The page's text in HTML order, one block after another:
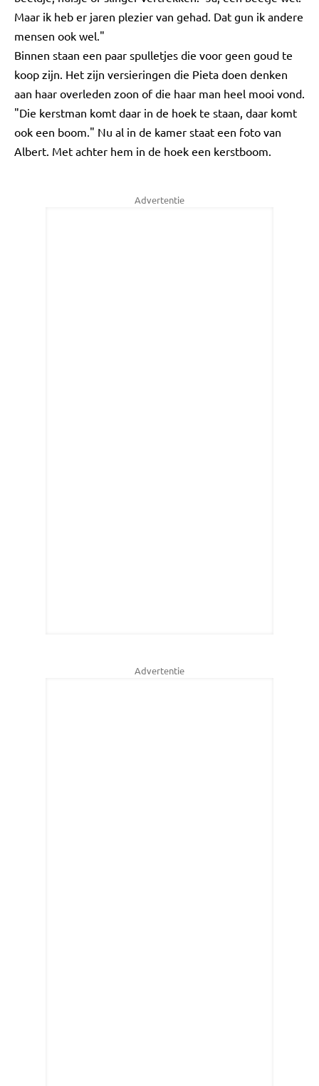
Maar ik heb er jaren plezier van gehad. Dat gun ik andere
mensen ook wel."
Binnen staan een paar spulletjes die voor geen goud te
koop zijn. Het zijn versieringen die Pieta doen denken
aan haar overleden zoon of die haar man heel mooi vond.
"Die kerstman komt daar in de hoek te staan, daar komt
ook een boom." Nu al in de kamer staat een foto van
Albert. Met achter hem in de hoek een kerstboom.
Advertentie
Advertentie